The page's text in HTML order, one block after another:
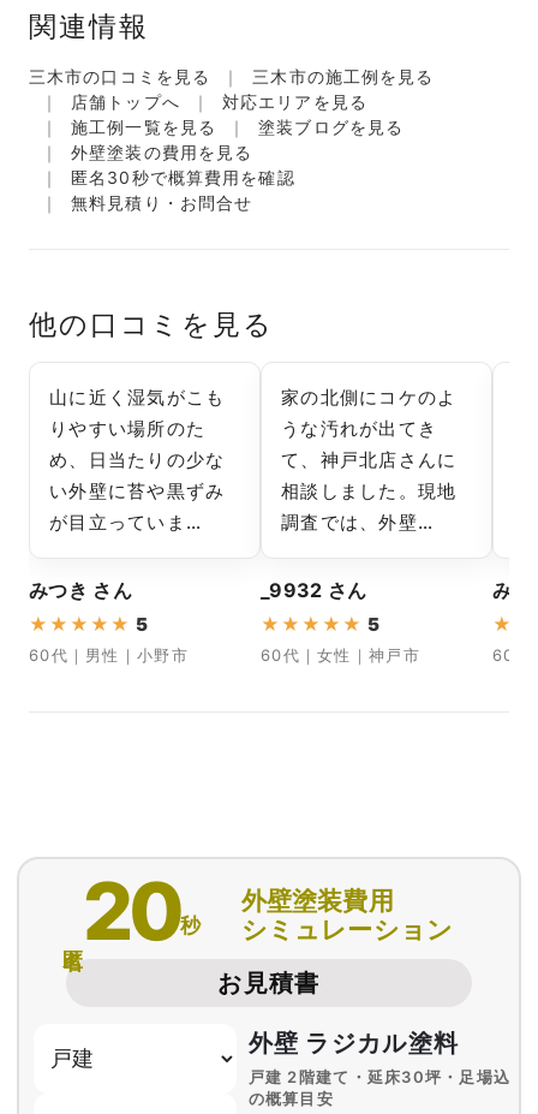
関連情報
三木市の口コミを見る
三木市の施工例を見る
店舗トップへ
対応エリアを見る
施工例一覧を見る
塗装ブログを見る
外壁塗装の費用を見る
匿名30秒で概算費用を確認
無料見積り・お問合せ
他の口コミを見る
山に近く湿気がこも
りやすい場所のた
め、日当たりの少な
い外壁に苔や黒ずみ
が目立っていま…
みつき さん
★ ★ ★ ★ ★ 5
60代｜男性｜小野市
家の北側にコケのよ
うな汚れが出てき
て、神戸北店さんに
相談しました。現地
調査では、外壁…
_9932 さん
★ ★ ★ ★ ★ 5
60代｜女性｜神戸市
みや
★
60代
20秒
外壁塗装費用
シミュレーション
お見積書
外壁 ラジカル塗料
戸建 2階建て・延床30坪・足場込
の概算目安